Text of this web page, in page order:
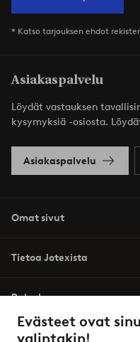
Evästeet ovat
valintakin!
* Katso tarjouksen ehdot
Asiakaspalvelu
Löydät vastauksen
kysymyksiä -osiosta.
Asiakaspalvelu
Omat sivut
Tietoa Jotexista
Palvelumme
Ehdot